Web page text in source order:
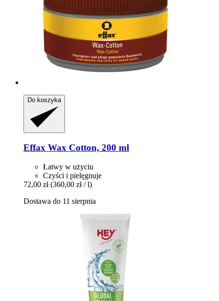
Do koszyka
Effax Wax Cotton, 200 ml
Łatwy w użyciu
Czyści i pielęgnuje
72,00 zł (360,00 zł / l)
Dostawa do 11 sierpnia